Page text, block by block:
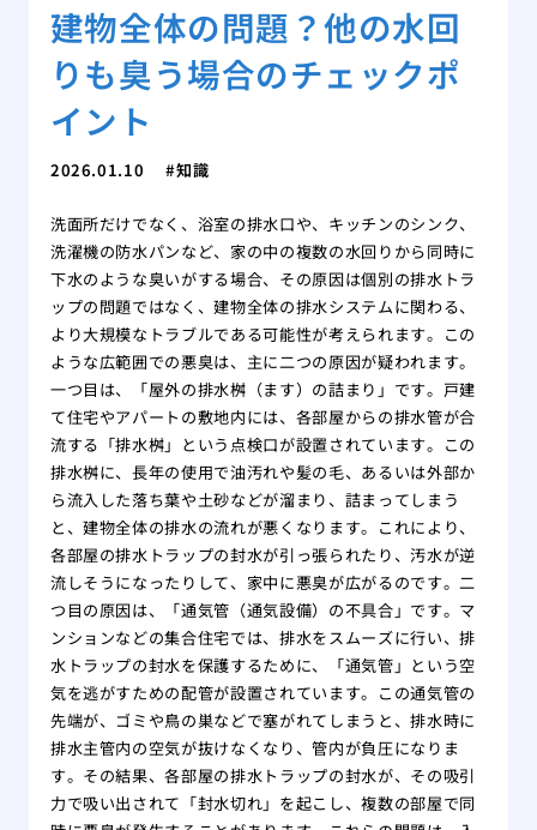
建物全体の問題？他の水回
りも臭う場合のチェックポ
イント
2026.01.10 知識
洗面所だけでなく、浴室の排水口や、キッチンのシンク、
洗濯機の防水パンなど、家の中の複数の水回りから同時に
下水のような臭いがする場合、その原因は個別の排水トラ
ップの問題ではなく、建物全体の排水システムに関わる、
より大規模なトラブルである可能性が考えられます。この
ような広範囲での悪臭は、主に二つの原因が疑われます。
一つ目は、「屋外の排水桝（ます）の詰まり」です。戸建
て住宅やアパートの敷地内には、各部屋からの排水管が合
流する「排水桝」という点検口が設置されています。この
排水桝に、長年の使用で油汚れや髪の毛、あるいは外部か
ら流入した落ち葉や土砂などが溜まり、詰まってしまう
と、建物全体の排水の流れが悪くなります。これにより、
各部屋の排水トラップの封水が引っ張られたり、汚水が逆
流しそうになったりして、家中に悪臭が広がるのです。二
つ目の原因は、「通気管（通気設備）の不具合」です。マ
ンションなどの集合住宅では、排水をスムーズに行い、排
水トラップの封水を保護するために、「通気管」という空
気を逃がすための配管が設置されています。この通気管の
先端が、ゴミや鳥の巣などで塞がれてしまうと、排水時に
排水主管内の空気が抜けなくなり、管内が負圧になりま
す。その結果、各部屋の排水トラップの封水が、その吸引
力で吸い出されて「封水切れ」を起こし、複数の部屋で同